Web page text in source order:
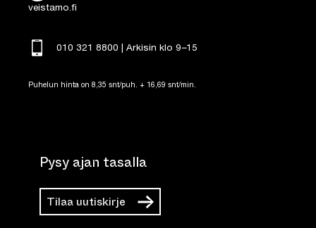
veistamo.fi
010 321 8800 | Arkisin klo 9–15
Puhelun hinta on 8,35 snt/puh. + 16,69 snt/min.
Pysy ajan tasalla
Tilaa uutiskirje